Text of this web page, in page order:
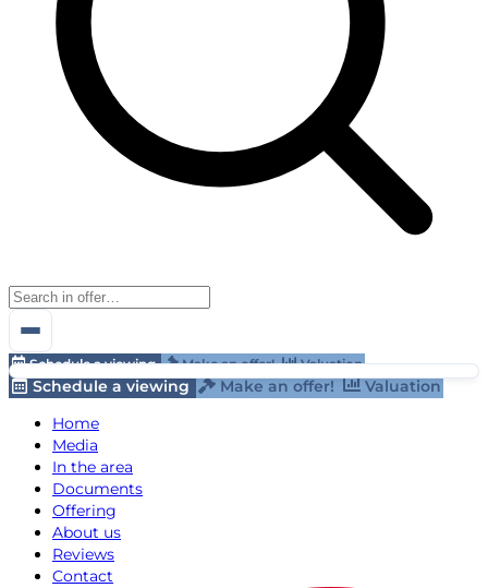
Schedule a viewing Make an offer! Valuation
Schedule a viewing Make an offer!
Valuation
Home
Media
In the area
Documents
Offering
About us
Reviews
Contact